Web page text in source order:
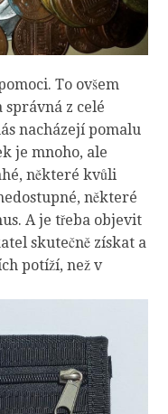
To ovšem
správná z celé
nacházejí pomalu
je mnoho, ale
některé kvůli
některé
A je třeba objevit
skutečně získat a
potíží, než v